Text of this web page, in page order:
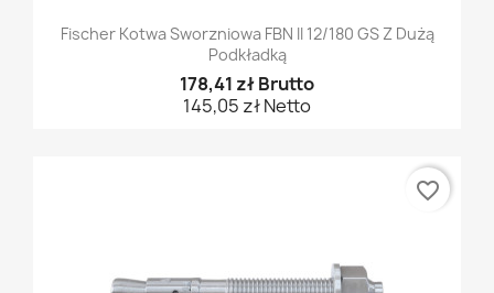
Fischer Kotwa Sworzniowa FBN II 12/180 GS Z Dużą
Podkładką
178,41 zł Brutto
145,05 zł Netto
favorite_border